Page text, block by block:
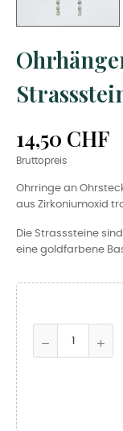
14,50 CHF
Bruttopreis
Ohrringe an
aus Zirkoniumoxid
Die Strasssteine
eine goldfarbene